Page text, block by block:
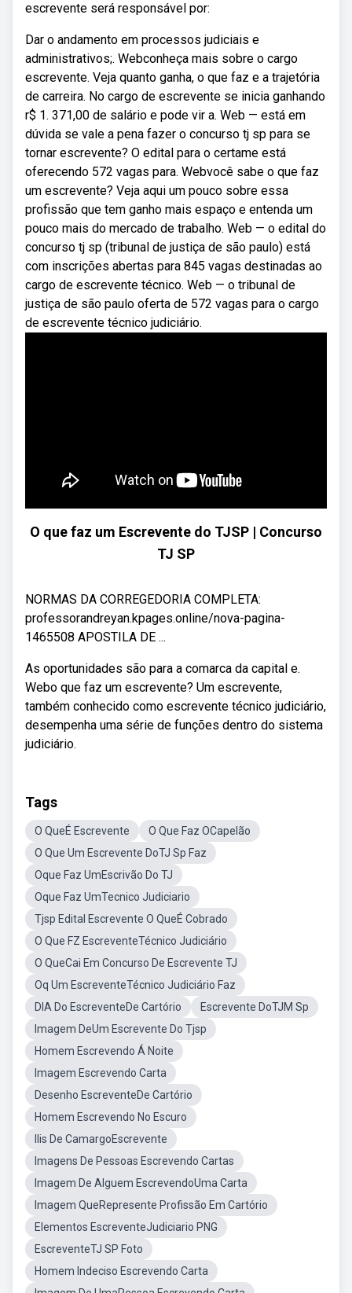
escrevente será responsável por:
Dar o andamento em processos judiciais e
administrativos;. Webconheça mais sobre o cargo
escrevente. Veja quanto ganha, o que faz e a trajetória
de carreira. No cargo de escrevente se inicia ganhando
r$ 1. 371,00 de salário e pode vir a. Web — está em
dúvida se vale a pena fazer o concurso tj sp para se
tornar escrevente? O edital para o certame está
oferecendo 572 vagas para. Webvocê sabe o que faz
um escrevente? Veja aqui um pouco sobre essa
profissão que tem ganho mais espaço e entenda um
pouco mais do mercado de trabalho. Web — o edital do
concurso tj sp (tribunal de justiça de são paulo) está
com inscrições abertas para 845 vagas destinadas ao
cargo de escrevente técnico. Web — o tribunal de
justiça de são paulo oferta de 572 vagas para o cargo
de escrevente técnico judiciário.
O que faz um Escrevente do TJSP | Concurso
TJ SP
NORMAS DA CORREGEDORIA COMPLETA:
professorandreyan.kpages.online/nova-pagina-
1465508 APOSTILA DE ...
As oportunidades são para a comarca da capital e.
Webo que faz um escrevente? Um escrevente,
também conhecido como escrevente técnico judiciário,
desempenha uma série de funções dentro do sistema
judiciário.
Tags
O QueÉ Escrevente
O Que Faz OCapelão
O Que Um Escrevente DoTJ Sp Faz
Oque Faz UmEscrivão Do TJ
Oque Faz UmTecnico Judiciario
Tjsp Edital Escrevente O QueÉ Cobrado
O Que FZ EscreventeTécnico Judiciário
O QueCai Em Concurso De Escrevente TJ
Oq Um EscreventeTécnico Judiciário Faz
DIA Do EscreventeDe Cartório
Escrevente DoTJM Sp
Imagem DeUm Escrevente Do Tjsp
Homem Escrevendo Á Noite
Imagem Escrevendo Carta
Desenho EscreventeDe Cartório
Homem Escrevendo No Escuro
Ilis De CamargoEscrevente
Imagens De Pessoas Escrevendo Cartas
Imagem De Alguem EscrevendoUma Carta
Imagem QueRepresente Profissão Em Cartório
Elementos EscreventeJudiciario PNG
EscreventeTJ SP Foto
Homem Indeciso Escrevendo Carta